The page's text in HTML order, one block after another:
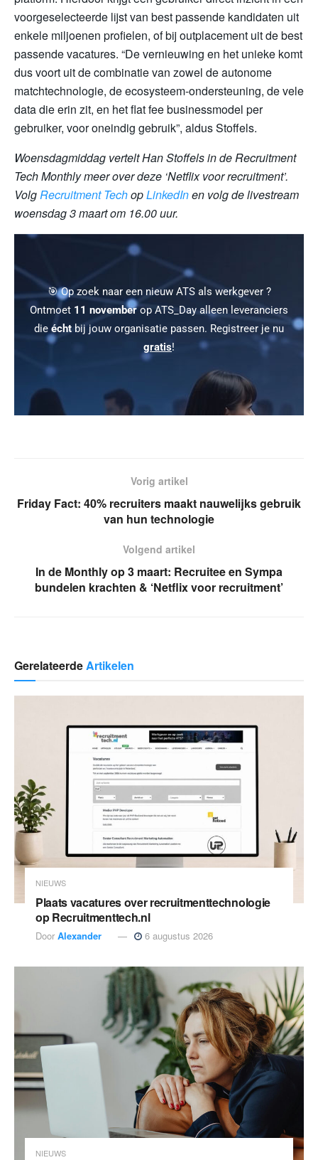
voorgeselecteerde lijst van best passende kandidaten uit
enkele miljoenen profielen, of bij outplacement uit de best
passende vacatures. “De vernieuwing en het unieke komt
dus voort uit de combinatie van zowel de autonome
matchtechnologie, de ecosysteem-ondersteuning, de vele
data die erin zit, en het flat fee businessmodel per
gebruiker, voor oneindig gebruik”, aldus Stoffels.
Woensdagmiddag vertelt Han Stoffels in de Recruitment
Tech Monthly meer over deze ‘Netflix voor recruitment’.
VolgRecruitment TechopLinkedInen volg de livestream
woensdag 3 maart om 16.00 uur.
🎯 Op zoek naar een nieuw ATS als werkgever ?
Ontmoet 11 novemberop ATS_Day alleen leveranciers
die écht bij jouw organisatie passen. Registreer je nu
gratis!
Vorig artikel
Friday Fact: 40% recruiters maakt nauwelijks gebruik
van hun technologie
Volgend artikel
In de Monthly op 3 maart: Recruitee en Sympa
bundelen krachten & ‘Netflix voor recruitment’
GerelateerdeArtikelen
NIEUWS
Plaats vacatures over recruitmenttechnologie
op Recruitmenttech.nl
Door Alexander 6 augustus 2026
NIEUWS